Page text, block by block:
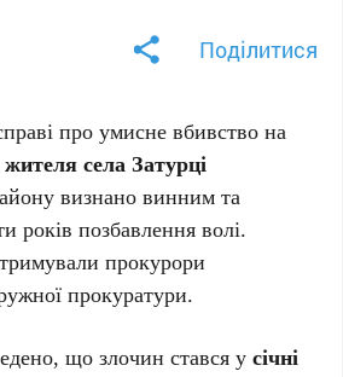
Поділитися
про умисне вбивство на
жителя села Затурці
визнано винним та
років позбавлення волі.
прокурори
прокуратури.
що злочин стався усічні